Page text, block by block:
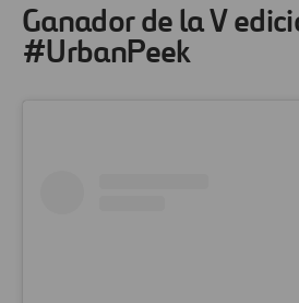
Ganador de la V
#UrbanPeek